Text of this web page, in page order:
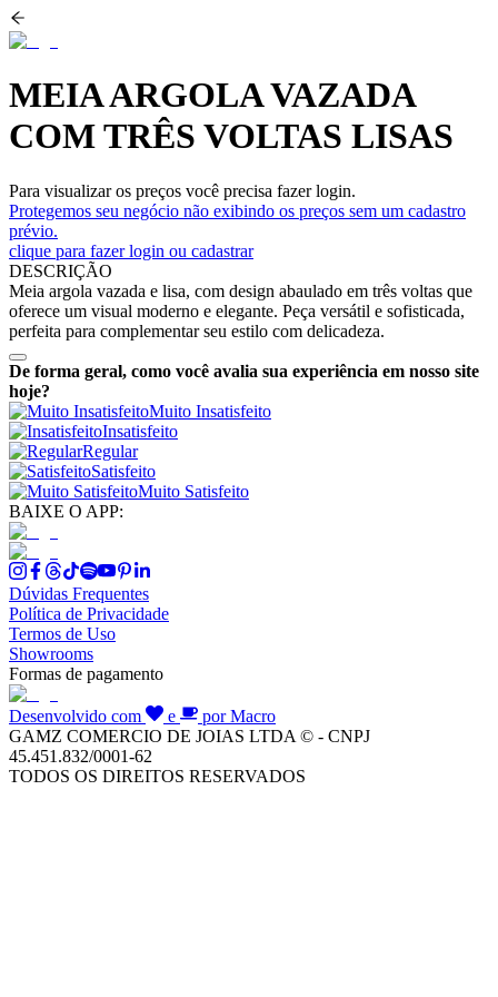
MEIA ARGOLA VAZADA
COM TRÊS VOLTAS LISAS
Para visualizar os preços você precisa fazer login.
Protegemos seu negócio não exibindo os preços sem um cadastro
prévio.
clique para fazer login ou cadastrar
DESCRIÇÃO
Meia argola vazada e lisa, com design abaulado em três voltas que
oferece um visual moderno e elegante. Peça versátil e sofisticada,
perfeita para complementar seu estilo com delicadeza.
De forma geral, como você avalia sua experiência em nosso site
hoje?
Muito Insatisfeito
Insatisfeito
Regular
Satisfeito
Muito Satisfeito
BAIXE O APP:
Dúvidas Frequentes
Política de Privacidade
Termos de Uso
Showrooms
Formas de pagamento
Desenvolvido com e
por Macro
GAMZ COMERCIO DE JOIAS LTDA © - CNPJ
45.451.832/0001-62
TODOS OS DIREITOS RESERVADOS